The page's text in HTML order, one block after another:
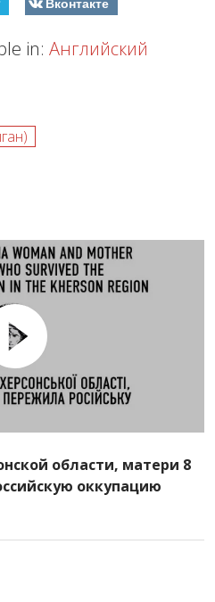
in: Английский
области, матери 8
оккупацию